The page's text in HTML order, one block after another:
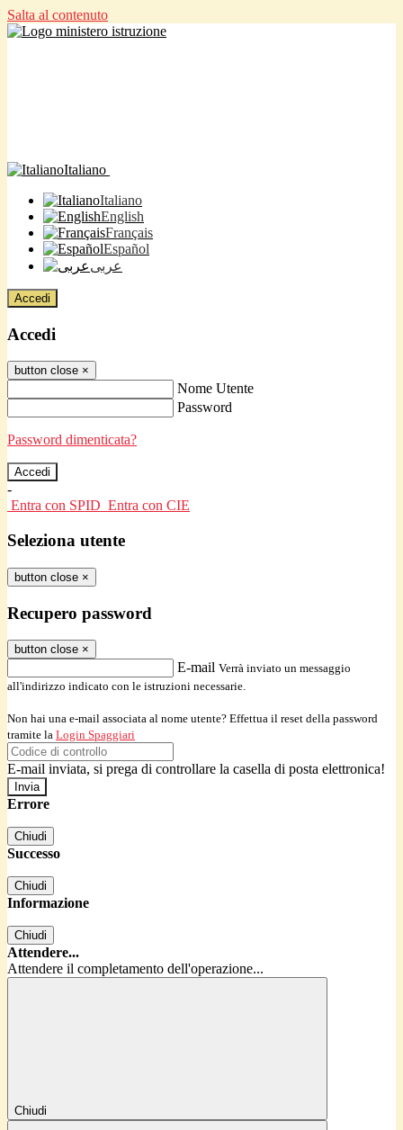
Salta al contenuto
Italiano
Italiano
English
Français
Español
عربى
Accedi
Accedi
button close ×
Nome Utente
Password
Password dimenticata?
-
Entra con SPID Entra con CIE
Seleziona utente
button close ×
Recupero password
button close ×
E-mail Verrà inviato un messaggio
all'indirizzo indicato con le istruzioni necessarie.
Non hai una e-mail associata al nome utente? Effettua il reset della password
tramite la Login Spaggiari
E-mail inviata, si prega di controllare la casella di posta elettronica!
Errore
Chiudi
Successo
Chiudi
Informazione
Chiudi
Attendere...
Attendere il completamento dell'operazione...
Chiudi